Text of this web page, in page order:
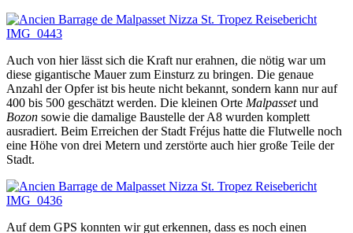
Auch von hier lässt sich die Kraft nur erahnen, die nötig war um
diese gigantische Mauer zum Einsturz zu bringen. Die genaue
Anzahl der Opfer ist bis heute nicht bekannt, sondern kann nur auf
400 bis 500 geschätzt werden. Die kleinen Orte Malpassetund
Bozon sowie die damalige Baustelle der A8 wurden komplett
ausradiert. Beim Erreichen der Stadt Fréjus hatte die Flutwelle noch
eine Höhe von drei Metern und zerstörte auch hier große Teile der
Stadt.
Auf dem GPS konnten wir gut erkennen, dass es noch einen